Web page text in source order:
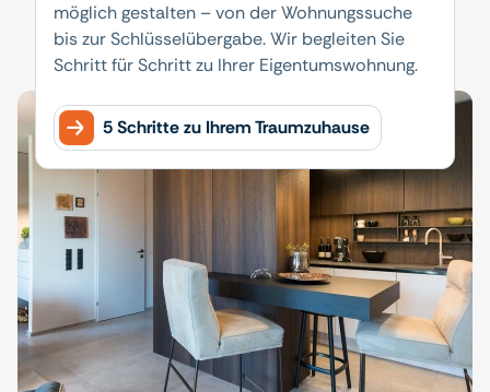
möglich gestalten – von der Wohnungssuche
bis zur Schlüsselübergabe. Wir begleiten Sie
Schritt für Schritt zu Ihrer Eigentumswohnung.
5 Schritte zu Ihrem Traumzuhause